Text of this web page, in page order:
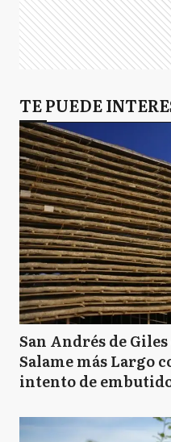
TE PUEDE
San Andrés de
Salame más Largo
intento de